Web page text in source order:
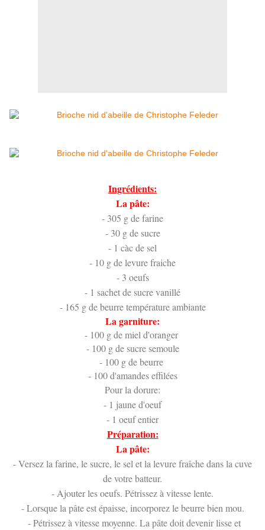
Ingrédients:
La pâte:
- 305 g de farine
- 30 g de sucre
- 1 càc de sel
- 10 g de levure fraiche
- 3 oeufs
- 1 sachet de sucre vanillé
- 165 g de beurre température ambiante
La garniture:
- 100 g de miel d'oranger
- 100 g de sucre semoule
- 100 g de beurre
- 100 d'amandes effilées
Pour la dorure:
- 1 jaune d'oeuf
- 1 oeuf entier
Préparation:
La pâte:
- Versez la farine, le sucre, le sel et la levure fraîche dans la cuve
de votre batteur.
- Ajouter les oeufs. Pétrissez à vitesse lente.
- Lorsque la pâte est épaisse, incorporez le beurre bien mou.
- Pétrissez à vitesse moyenne. La pâte doit devenir lisse et